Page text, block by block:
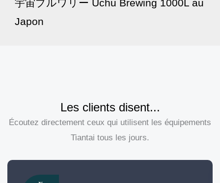
宇宙ブルワリー Uchu Brewing 1000L au
Japon
Les clients disent...
Écoutez directement ceux qui utilisent les équipements
Tiantai tous les jours.